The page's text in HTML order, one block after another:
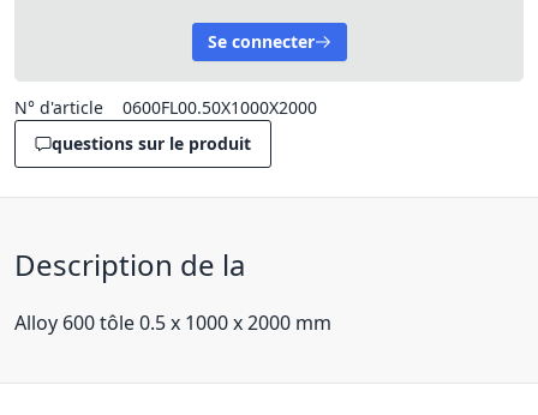
Se connecter
N° d'article
0600FL00.50X1000X2000
questions sur le produit
Description de la
Alloy 600 tôle 0.5 x 1000 x 2000 mm